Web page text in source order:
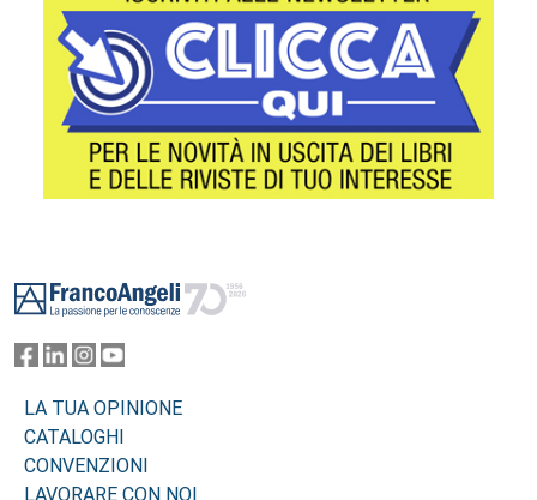
LA TUA OPINIONE
CATALOGHI
CONVENZIONI
LAVORARE CON NOI